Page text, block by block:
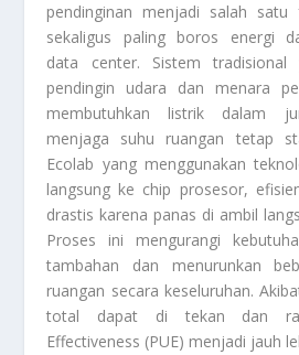
pendinginan menjadi salah
sekaligus paling boros energi
data center. Sistem tradisional
pendingin udara dan menara
membutuhkan listrik dalam
menjaga suhu ruangan tetap
Ecolab yang menggunakan
langsung ke chip prosesor,
drastis karena panas di ambil
Proses ini mengurangi
tambahan dan menurunkan
ruangan secara keseluruhan.
total dapat di tekan dan
Effectiveness (PUE) menjadi jauh